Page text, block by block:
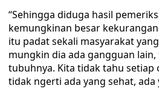
“Sehingga diduga hasil
kemungkinan besar
itu padat sekali masyarakat
mungkin dia ada gangguan
tubuhnya. Kita tidak tahu setiap
tidak ngerti ada yang sehat, ada